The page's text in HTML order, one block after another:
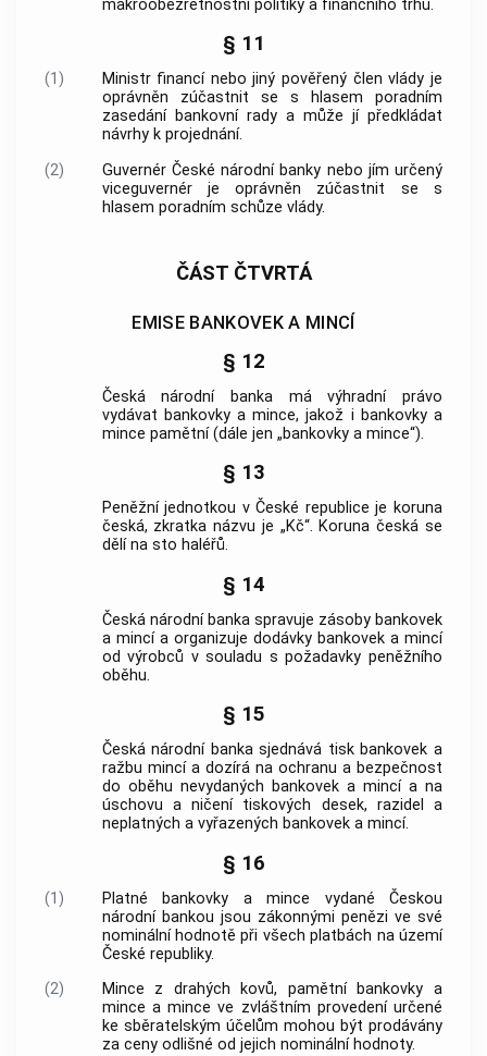
makroobezřetnostní politiky a finančního trhu.
§ 11
(1)
Ministr financí nebo jiný pověřený člen vlády je
oprávněn zúčastnit se s hlasem poradním
zasedání bankovní rady a může jí předkládat
návrhy k projednání.
(2)
Guvernér České národní banky nebo jím určený
viceguvernér je oprávněn zúčastnit se s
hlasem poradním schůze vlády.
ČÁST ČTVRTÁ
EMISE BANKOVEK A MINCÍ
§ 12
Česká národní bankamá výhradní právo
vydávat bankovky a mince, jakož i bankovky a
mince pamětní (dále jen „bankovky a mince“).
§ 13
Peněžní jednotkou v České republice je koruna
česká, zkratka názvu je „Kč“. Koruna česká se
dělí na sto haléřů.
§ 14
Česká národní bankaspravuje zásoby bankovek
a mincí a organizuje dodávky bankovek a mincí
od výrobců v souladu s požadavky peněžního
oběhu.
§ 15
Česká národní bankasjednává tisk bankovek a
ražbu mincí a dozírá na ochranu a bezpečnost
do oběhu nevydaných bankovek a mincí a na
úschovu a ničení tiskových desek, razidel a
neplatných a vyřazených bankovek a mincí.
§ 16
(1) Platné bankovky a mince vydané Českou
národní bankou jsou zákonnými penězi ve své
nominální hodnotě při všech platbách na území
České republiky.
(2)
Mince z drahých kovů, pamětní bankovky a
mince a mince ve zvláštním provedení určené
ke sběratelským účelům mohou být prodávány
za ceny odlišné od jejich nominální hodnoty.